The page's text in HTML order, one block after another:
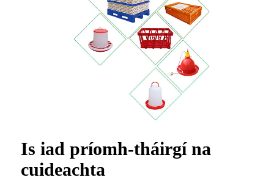
Is iad príomh-tháirgí na
cuideachta